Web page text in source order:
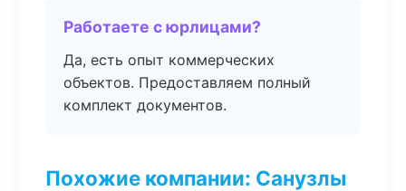
Работаете с юрлицами?
Да, есть опыт коммерческих
объектов. Предоставляем полный
комплект документов.
Похожие компании: Санузлы